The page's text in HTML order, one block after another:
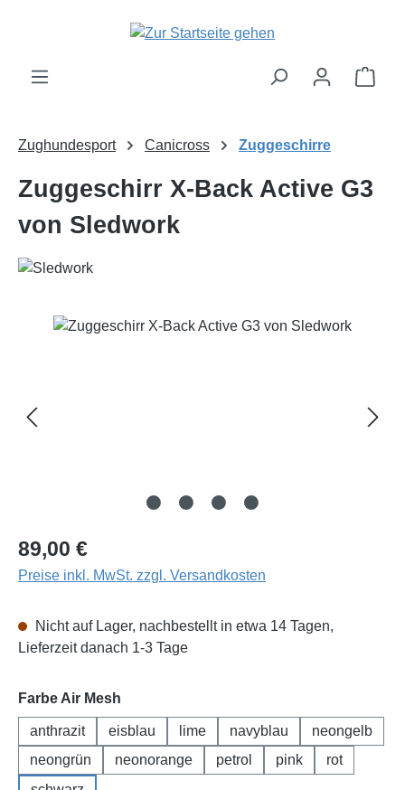
Zum Hauptinhalt springen
Zughundesport Canicross Zuggeschirre
Zuggeschirr X-Back Active G3
von Sledwork
Bildergalerie überspringen
Regulärer Preis:
89,00 €
Preise inkl. MwSt. zzgl. Versandkosten
Nicht auf Lager, nachbestellt in etwa 14 Tagen,
Lieferzeit danach 1-3 Tage
Farbe Air Mesh
anthrazit eisblau lime navyblau
neongelb
neongrün
neonorange petrol pink
rot